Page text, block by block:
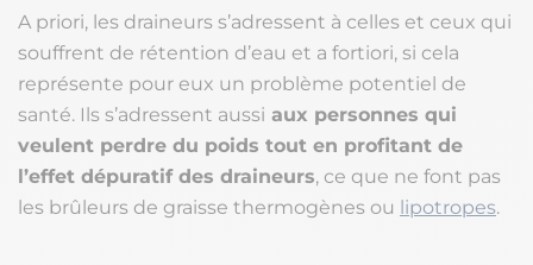
A priori, les draineurs s’adressent à celles et ceux qui
souffrent de rétention d’eau et a fortiori, si cela
représente pour eux un problème potentiel de
santé. Ils s’adressent aussi aux personnes qui
veulent perdre du poids tout en profitant de
l’effet dépuratif des draineurs, ce que ne font pas
les brûleurs de graisse thermogènes ou lipotropes.